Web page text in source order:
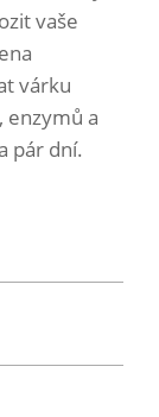
vaše
várku
enzymů a
pár dní.